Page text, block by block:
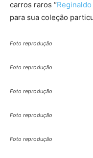
carros raros “
para sua coleção
Foto reprodução
Foto reprodução
Foto reprodução
Foto reprodução
Foto reprodução